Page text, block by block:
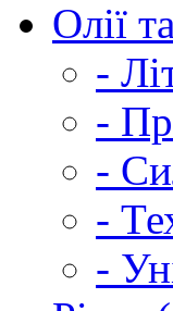
Олії
-
-
-
-
-